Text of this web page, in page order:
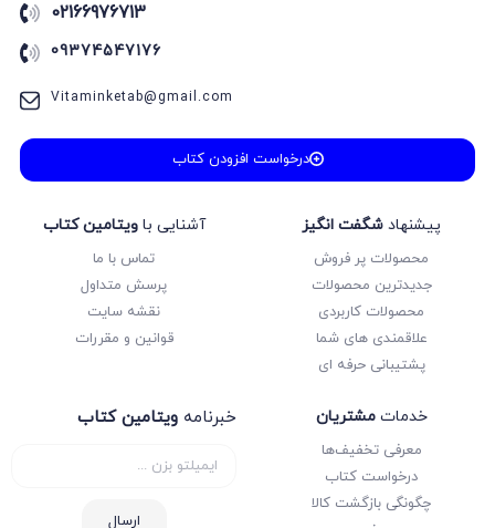
پیشنهاد شگفت انگیز
محصولات پر فروش
جدیدترین محصولات
محصولات کاربردی
علاقمندی های شما
پشتیبانی حرفه ای
آشنایی باویتامین کتاب
تماس با ما
پرسش متداول
نقشه سایت
قوانین و مقررات
خدماتمشتریان
معرفی تخفیف‌ها
درخواست کتاب
چگونگی بازگشت کالا
02166976713
09374547176
Vitaminketab@gmail.com
درخواست افزودن کتاب
خبرنامه ویتامین کتاب
ارسال